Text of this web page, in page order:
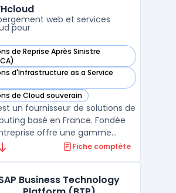
Turbonomic prend des
pour équilibre ...
web et services
pour
de Reprise Après Sinistre
dans cette catégorie
d'Infrastructure as a Service
dans cette catégorie
de Cloud souverain
dans cette catégorie
un fournisseur de solutions de
basé en France. Fondée
offre une gamme
services cloud, y compris des
projets. La plateforme cloud
Fiche complète
Business Technology